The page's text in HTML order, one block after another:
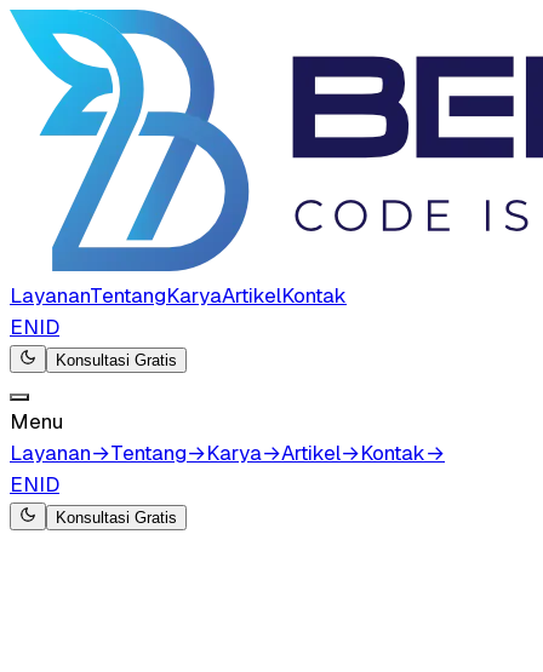
LayananTentangKaryaArtikelKontak
ENID
Konsultasi Gratis
Menu
Layanan→Tentang→Karya→Artikel→Kontak→
ENID
Konsultasi Gratis